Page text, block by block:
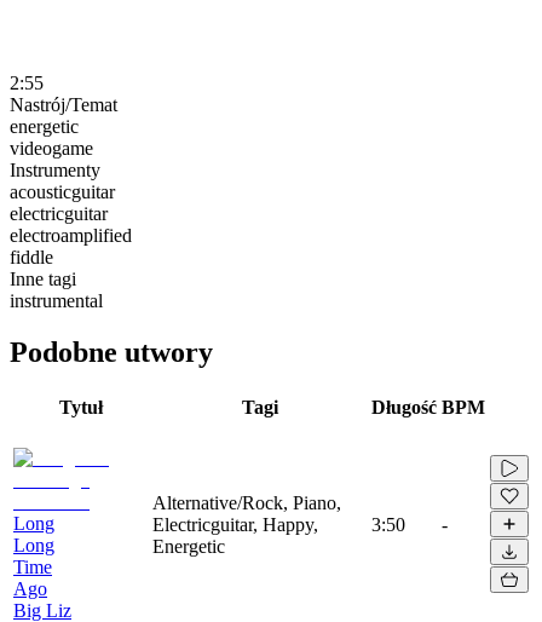
2:55
Nastrój/Temat
energetic
videogame
Instrumenty
acousticguitar
electricguitar
electroamplified
fiddle
Inne tagi
instrumental
Podobne utwory
Tytuł Tagi Długość BPM
Long
Long
Time
Ago
Big Liz
Alternative/Rock, Piano,
Electricguitar, Happy,
Energetic
3:50 -